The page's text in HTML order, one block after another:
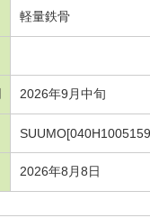
軽量鉄骨
2026年9月中旬
2026年8月8日